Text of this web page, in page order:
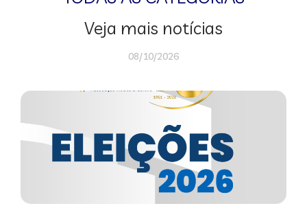
Veja mais notícias
08/10/2026